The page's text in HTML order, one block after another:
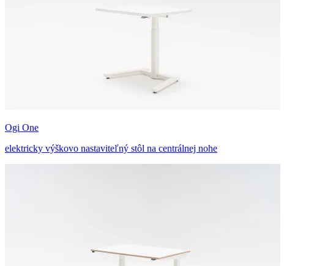
Ogi One
elektricky výškovo nastaviteľný stôl na centrálnej nohe